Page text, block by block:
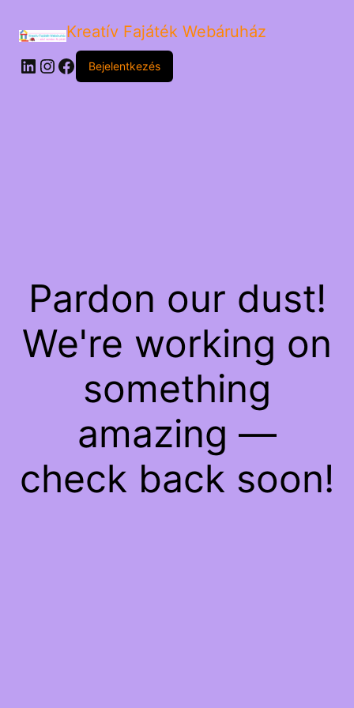
Kreatív Fajáték Webáruház
LinkedIn
Instagram
Facebook
Bejelentkezés
Pardon our dust!
We're working on
something
amazing —
check back soon!